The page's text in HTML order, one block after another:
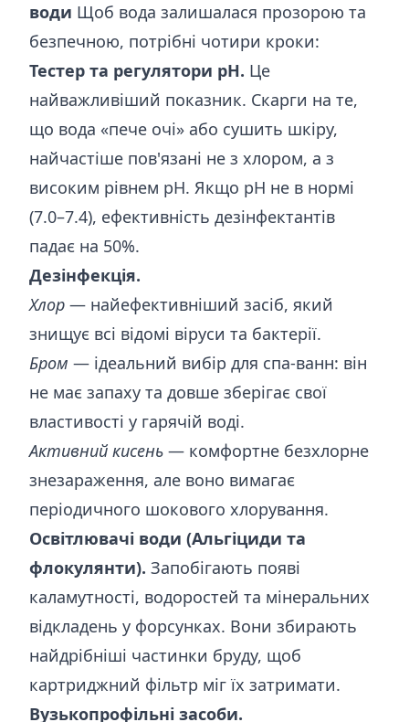
води Щоб вода залишалася прозорою та
безпечною, потрібні чотири кроки:
Тестер та регулятори pH. Це
найважливіший показник. Скарги на те,
що вода «пече очі» або сушить шкіру,
найчастіше пов'язані не з хлором, а з
високим рівнем pH. Якщо pH не в нормі
(7.0–7.4), ефективність дезінфектантів
падає на 50%.
Дезінфекція.
Хлор — найефективніший засіб, який
знищує всі відомі віруси та бактерії.
Бром — ідеальний вибір для спа-ванн: він
не має запаху та довше зберігає свої
властивості у гарячій воді.
Активний кисень — комфортне безхлорне
знезараження, але воно вимагає
періодичного шокового хлорування.
Освітлювачі води (Альгіциди та
флокулянти). Запобігають появі
каламутності, водоростей та мінеральних
відкладень у форсунках. Вони збирають
найдрібніші частинки бруду, щоб
картриджний фільтр міг їх затримати.
Вузькопрофільні засоби.